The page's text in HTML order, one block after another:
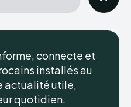
connecte et
installés au
actualité utile,
quotidien.